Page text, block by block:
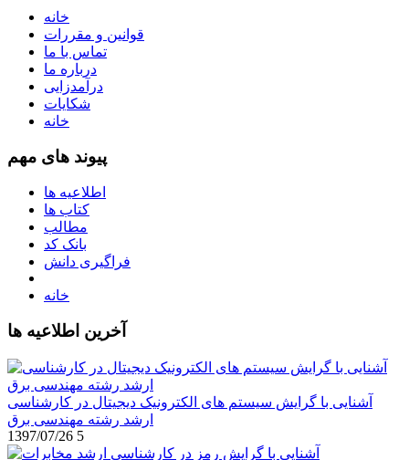
خانه
قوانین و مقررات
تماس با ما
درباره ما
درآمدزایی
شکایات
خانه
پیوند های مهم
اطلاعیه ها
کتاب ها
مطالب
بانک کد
فراگیری دانش
خانه
آخرین اطلاعیه ها
آشنایی با گرایش سیستم های الکترونیک دیجیتال در کارشناسی
ارشد رشته مهندسی برق
1397/07/26 5